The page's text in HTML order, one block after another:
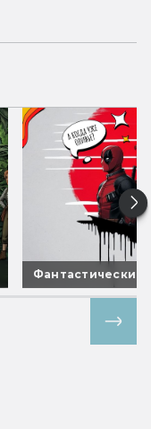
Фантастические